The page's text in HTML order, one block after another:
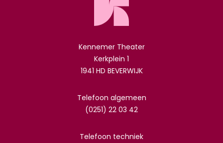
Kennemer Theater
Kerkplein 1
1941 HD BEVERWIJK
Telefoon algemeen
(0251) 22 03 42
Telefoon techniek